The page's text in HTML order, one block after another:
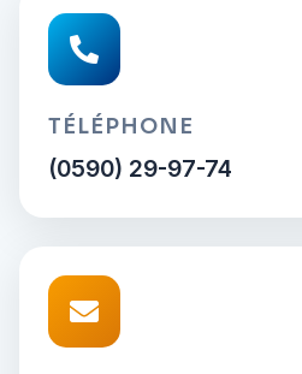
TÉLÉPHONE
(0590) 29-97-74